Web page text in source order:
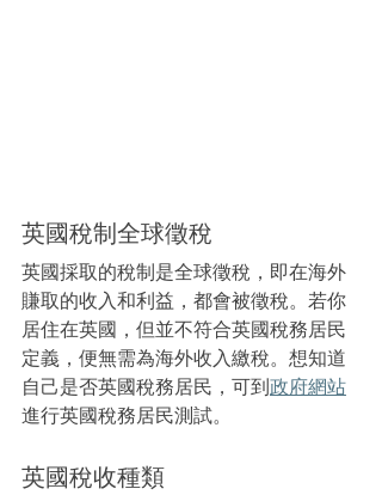
英國稅制全球徵稅
英國採取的稅制是全球徵稅，即在海外
賺取的收入和利益，都會被徵稅。若你
居住在英國，但並不符合英國稅務居民
定義，便無需為海外收入繳稅。想知道
自己是否英國稅務居民，可到政府網站
進行英國稅務居民測試。
英國稅收種類